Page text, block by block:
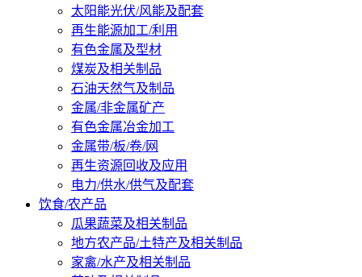
太阳能光伏/风能及配套
再生能源加工/利用
有色金属及型材
煤炭及相关制品
石油天然气及制品
金属/非金属矿产
有色金属冶金加工
金属带/板/卷/网
再生资源回收及应用
电力/供水/供气及配套
饮食/农产品
瓜果蔬菜及相关制品
地方农产品/土特产及相关制品
家禽/水产及相关制品